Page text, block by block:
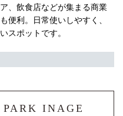
、飲食店などが集まる商業
便利。日常使いしやすく、
スポットです。
INAGE